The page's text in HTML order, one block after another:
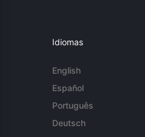
Idiomas
English
Español
Português
Deutsch